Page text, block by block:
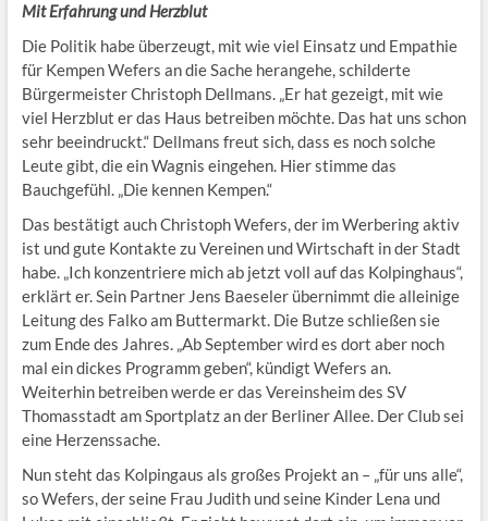
Mit Erfahrung und Herzblut
Die Politik habe überzeugt, mit wie viel Einsatz und Empathie
für Kempen Wefers an die Sache herangehe, schilderte
Bürgermeister Christoph Dellmans. „Er hat gezeigt, mit wie
viel Herzblut er das Haus betreiben möchte. Das hat uns schon
sehr beeindruckt.“ Dellmans freut sich, dass es noch solche
Leute gibt, die ein Wagnis eingehen. Hier stimme das
Bauchgefühl. „Die kennen Kempen.“
Das bestätigt auch Christoph Wefers, der im Werbering aktiv
ist und gute Kontakte zu Vereinen und Wirtschaft in der Stadt
habe. „Ich konzentriere mich ab jetzt voll auf das Kolpinghaus“,
erklärt er. Sein Partner Jens Baeseler übernimmt die alleinige
Leitung des Falko am Buttermarkt. Die Butze schließen sie
zum Ende des Jahres. „Ab September wird es dort aber noch
mal ein dickes Programm geben“, kündigt Wefers an.
Weiterhin betreiben werde er das Vereinsheim des SV
Thomasstadt am Sportplatz an der Berliner Allee. Der Club sei
eine Herzenssache.
Nun steht das Kolpingaus als großes Projekt an – „für uns alle“,
so Wefers, der seine Frau Judith und seine Kinder Lena und